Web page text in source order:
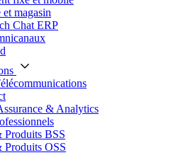
magasin
Chat ERP
& Analytics
Produits BSS
Produits OSS